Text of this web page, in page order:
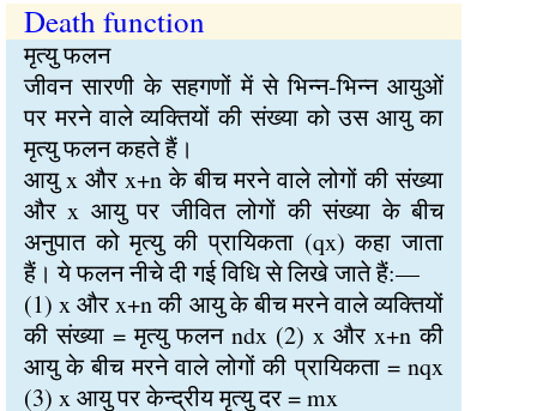
Death function
मृत्यु फलन
जीवन सारणी के सहगणों में से भिन्न-भिन्न आयुओं
पर मरने वाले व्यक्तियों की संख्या को उस आयु का
मृत्यु फलन कहते हैं।
आयु x और x+n के बीच मरने वाले लोगों की संख्या
और x आयु पर जीवित लोगों की संख्या के बीच
अनुपात को मृत्यु की प्रायिकता (qx) कहा जाता
हैं। ये फलन नीचे दी गई विधि से लिखे जाते हैं:—
(1) x और x+n की आयु के बीच मरने वाले व्यक्तियों
की संख्या = मृत्यु फलन ndx (2) x और x+n की
आयु के बीच मरने वाले लोगों की प्रायिकता = nqx
(3) x आयु पर केन्द्रीय मृत्यु दर = mx